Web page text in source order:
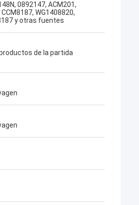
0892147, ACM201,
WG1408820,
y otras fuentes
de la partida